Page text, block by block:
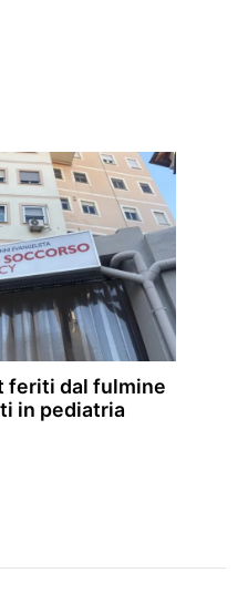
feriti dal fulmine
in pediatria